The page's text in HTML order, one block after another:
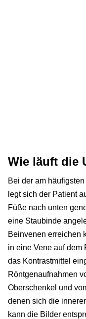
Wie läuft die
Bei der am
legt sich der Patient
Füße nach unten
eine Staubinde
Beinvenen erreichen
in eine Vene auf dem
das Kontrastmittel
Röntgenaufnahmen
Oberschenkel und
denen sich die
kann die Bilder